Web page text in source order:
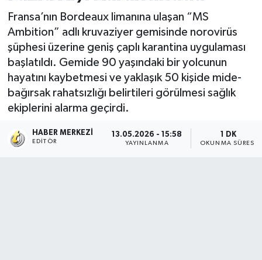
Fransa’nın Bordeaux limanına ulaşan “MS
Ambition” adlı kruvaziyer gemisinde norovirüs
şüphesi üzerine geniş çaplı karantina uygulaması
başlatıldı. Gemide 90 yaşındaki bir yolcunun
hayatını kaybetmesi ve yaklaşık 50 kişide mide-
bağırsak rahatsızlığı belirtileri görülmesi sağlık
ekiplerini alarma geçirdi.
HABER MERKEZI
EDITÖR
13.05.2026 - 15:58
YAYINLANMA
1 DK
OKUNMA SÜRESI